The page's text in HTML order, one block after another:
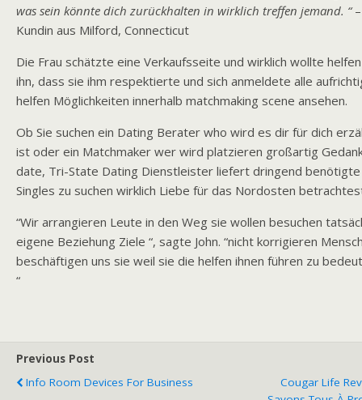
was sein könnte dich zurückhalten in wirklich treffen jemand. “–
Kundin aus Milford, Connecticut
Die Frau schätzte eine Verkaufsseite und wirklich wollte
ihn, dass sie ihm respektierte und sich anmeldete alle
helfen Möglichkeiten innerhalb matchmaking scene ansehen.
Ob Sie suchen ein Dating Berater who wird es dir für dich
ist oder ein Matchmaker wer wird platzieren großartig
date, Tri-State Dating Dienstleister liefert dringend benötigte
Singles zu suchen wirklich Liebe für das Nordosten
“Wir arrangieren Leute in den Weg sie wollen besuchen
eigene Beziehung Ziele “, sagte John. “nicht korrigieren
beschäftigen uns sie weil sie die helfen ihnen führen zu
“
Previous Post
Info Room Devices For Business
Cougar Life